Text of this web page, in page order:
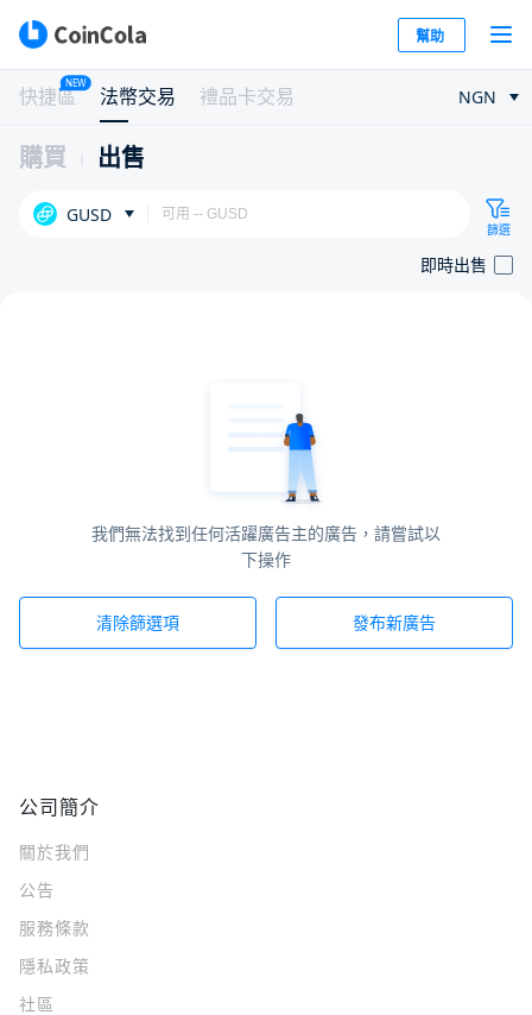
幫助
快捷區
NEW
法幣交易 禮品卡交易 NGN
購買 出售
GUSD
篩選
即時出售
我們無法找到任何活躍廣告主的廣告，請嘗試以
下操作
清除篩選項 發布新廣告
公司簡介
關於我們
公告
服務條款
隱私政策
社區